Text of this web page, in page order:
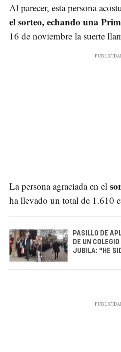
Al parecer, esta persona
el sorteo, echando una
16 de noviembre la suerte
La persona agraciada en el
ha llevado un total de 1.610
PASILLO DE
DE UN
JUBILA: "HE